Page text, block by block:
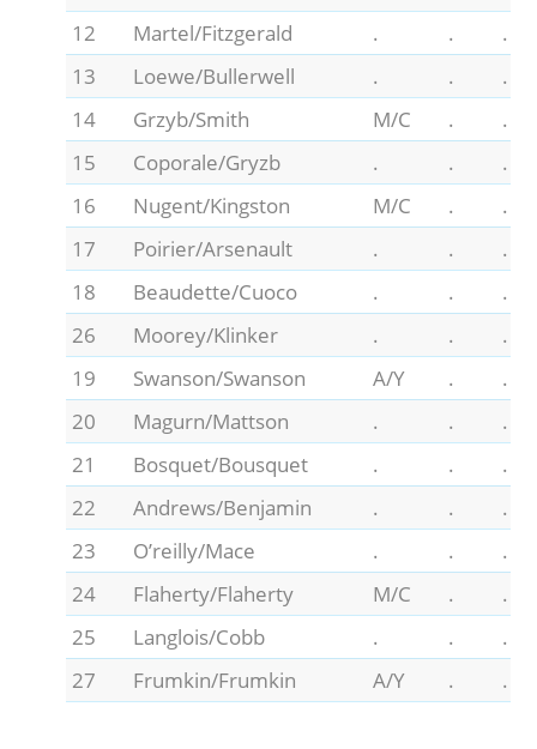
12
Martel/Fitzgerald . .
.
13
Loewe/Bullerwell . .
.
14
Grzyb/Smith M/C .
.
15
Coporale/Gryzb . .
.
16
Nugent/Kingston M/C .
.
17
Poirier/Arsenault . .
.
18
Beaudette/Cuoco . .
.
26
Moorey/Klinker . .
.
19
Swanson/Swanson A/Y .
.
20
Magurn/Mattson . .
.
21
Bosquet/Bousquet . .
.
22
Andrews/Benjamin . .
.
23
O’reilly/Mace . .
.
24
Flaherty/Flaherty M/C .
.
25
Langlois/Cobb . .
.
27
Frumkin/Frumkin A/Y . .